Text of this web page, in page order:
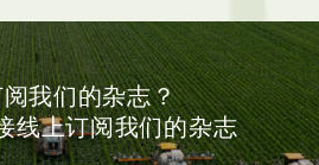
我们的杂志？
线上订阅我们的杂志